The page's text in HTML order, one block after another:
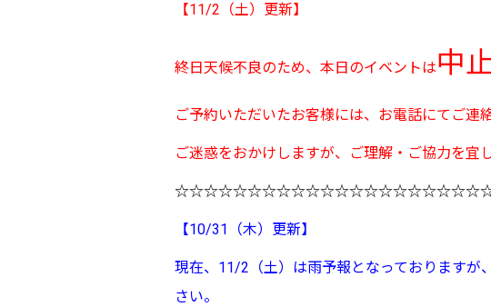
【11/2（土）更新】
終日天候不良のため、本日のイベントは中
ご予約いただいたお客様には、お電話にてご連
ご迷惑をおかけしますが、ご理解・ご協力を宜
【10/31（木）更新】
現在、11/2（土）は雨予報となっておりますが
さい。